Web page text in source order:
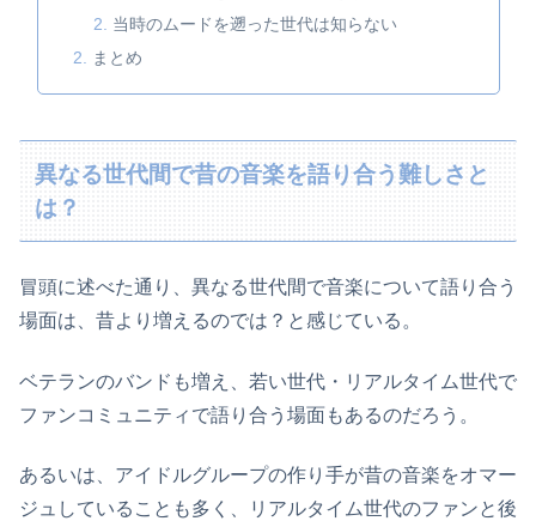
当時のムードを遡った世代は知らない
まとめ
異なる世代間で昔の音楽を語り合う難しさと
は？
冒頭に述べた通り、異なる世代間で音楽について語り合う
場面は、昔より増えるのでは？と感じている。
ベテランのバンドも増え、若い世代・リアルタイム世代で
ファンコミュニティで語り合う場面もあるのだろう。
あるいは、アイドルグループの作り手が昔の音楽をオマー
ジュしていることも多く、リアルタイム世代のファンと後